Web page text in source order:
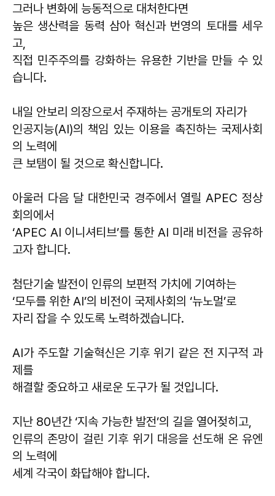
그러나 변화에 능동적으로 대처한다면
높은 생산력을 동력 삼아 혁신과 번영의 토대를 세우
고,
직접 민주주의를 강화하는 유용한 기반을 만들 수 있
습니다.
내일 안보리 의장으로서 주재하는 공개토의 자리가
인공지능(AI)의 책임 있는 이용을 촉진하는 국제사회
의 노력에
큰 보탬이 될 것으로 확신합니다.
아울러 다음 달 대한민국 경주에서 열릴 APEC 정상
회의에서
‘APEC AI 이니셔티브’를 통한 AI 미래 비전을 공유하
고자 합니다.
첨단기술 발전이 인류의 보편적 가치에 기여하는
‘모두를 위한 AI’의 비전이 국제사회의 ‘뉴노멀’로
자리 잡을 수 있도록 노력하겠습니다.
AI가 주도할 기술혁신은 기후 위기 같은 전 지구적 과
제를
해결할 중요하고 새로운 도구가 될 것입니다.
지난 80년간 ‘지속 가능한 발전’의 길을 열어젖히고,
인류의 존망이 걸린 기후 위기 대응을 선도해 온 유엔
의 노력에
세계 각국이 화답해야 합니다.